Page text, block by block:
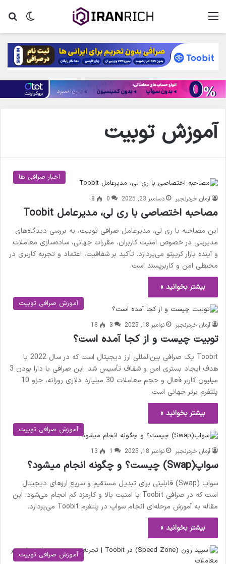
تغییر منو
آموزش توبیت
اخبار صرافی ها
آرمان خردرنجبر دسامبر 23, 2025 0
8
مصاحبه اختصاصی با ری لی، مدیرعامل Toobit
این مصاحبه با ری لی، مدیرعامل صرافی توبیت، به بررسی دیدگاه‌های
مدیریتی در خصوص امنیت کاربران، مقررات جهانی، ساده‌سازی معاملات
و آینده بازار کریپتو می‌پردازد. تأکید بر شفافیت، اعتماد و تجربه کاربری در
محیطی امن و کاربرپسند است.
بیشتر بخوانید »
آموزش صرافی توبیت
آرمان خردرنجبر نوامبر 18, 2025 3
18
توبیت چیست و از کجا آمده است؟
Toobit یک صرافی بین‌المللی ارز دیجیتال است که در سال 2022 با
هدف ایجاد بستری امن و شفاف تأسیس شد. این صرافی با دارا بودن 3
میلیون کاربر فعال و حجم معاملات 30 میلیارد دلاری روزانه، جزو 10
پلتفرم برتر جهانی است.
بیشتر بخوانید »
آموزش صرافی توبیت
آرمان خردرنجبر نوامبر 18, 2025 1
13
سواپ(Swap) چیست؟ و چگونه انجام میشود؟
سواپ (Swap) قابلیتی برای تبدیل مستقیم و سریع ارزهای دیجیتال
است که در صرافی Toobit با امنیت بالا و کارمزد کم انجام می‌شود. این
مقاله به آموزش مرحله‌ای انجام سواپ در پلتفرم Toobit می‌پردازد.
بیشتر بخوانید »
آموزش صرافی توبیت